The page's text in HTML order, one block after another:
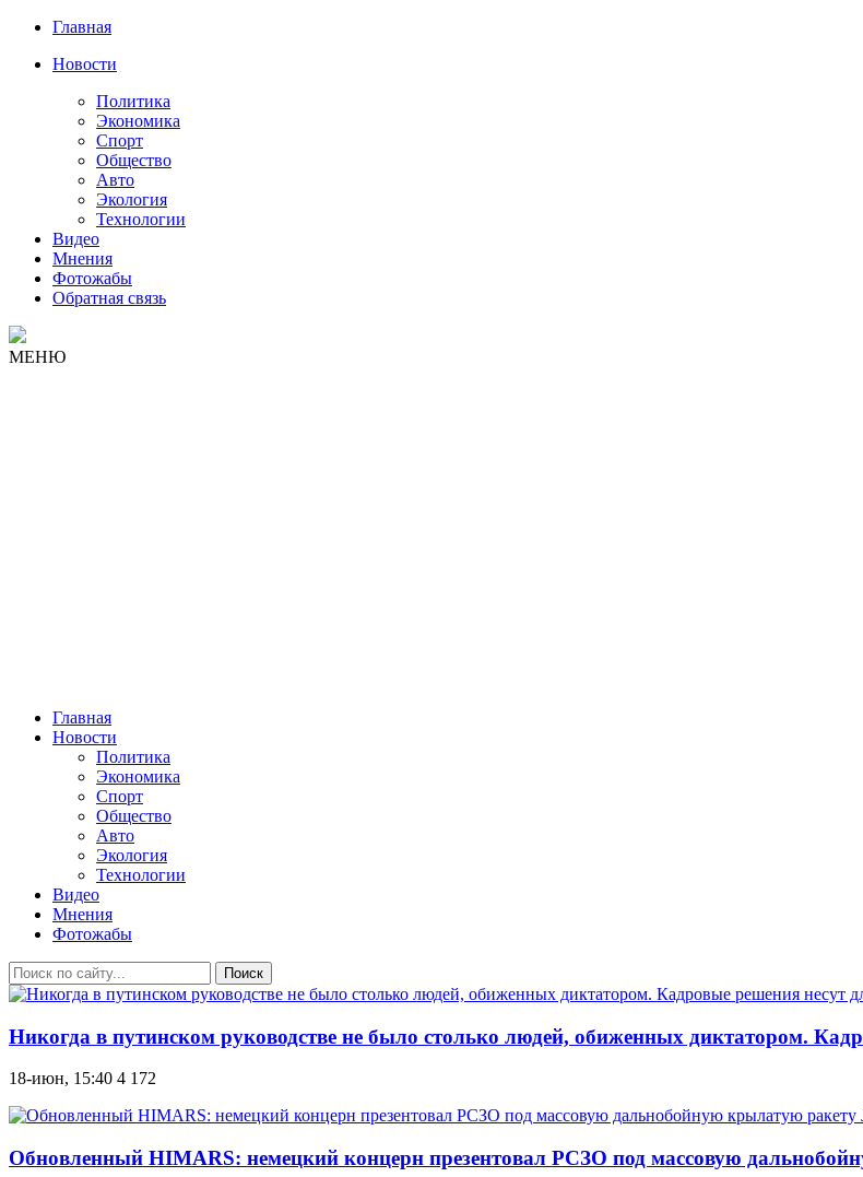
Главная
Новости
Политика
Экономика
Спорт
Общество
Авто
Экология
Технологии
Видео
Мнения
Фотожабы
Обратная связь
МЕНЮ
Главная
Новости
Политика
Экономика
Спорт
Общество
Авто
Экология
Технологии
Видео
Мнения
Фотожабы
Поиск
Никогда в путинском руководстве не было столько людей, обиженных диктатором.
18-июн, 15:40 4 172
Обновленный HIMARS: немецкий концерн презентовал РСЗО под массовую